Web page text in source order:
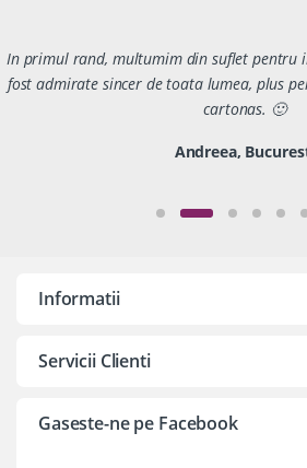
In primul rand, multumim din suflet pentru
fost admirate sincer de toata lumea, plus
cartonas. 🙂
Andreea,
Informatii
Servicii Clienti
Gaseste-ne pe Facebook